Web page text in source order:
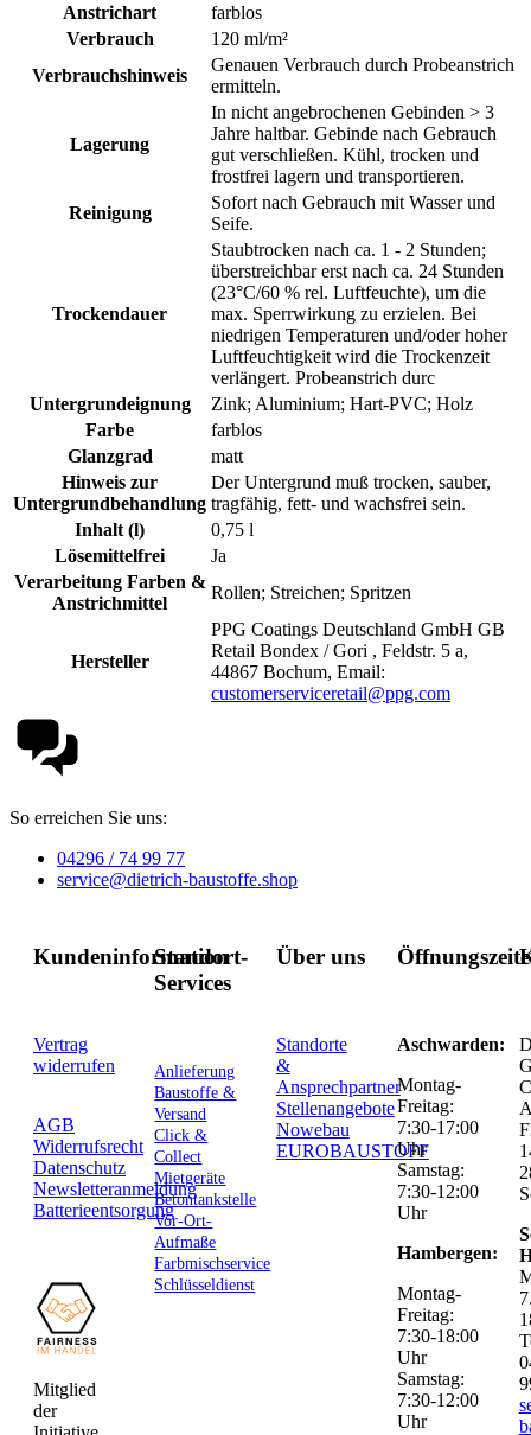
Anstrichart
farblos
Verbrauch
120 ml/m²
Verbrauchshinweis
Genauen Verbrauch durch Probeanstrich
ermitteln.
Lagerung
In nicht angebrochenen Gebinden > 3
Jahre haltbar. Gebinde nach Gebrauch
gut verschließen. Kühl, trocken und
frostfrei lagern und transportieren.
Reinigung
Sofort nach Gebrauch mit Wasser und
Seife.
Trockendauer
Staubtrocken nach ca. 1 - 2 Stunden;
überstreichbar erst nach ca. 24 Stunden
(23°C/60 % rel. Luftfeuchte), um die
max. Sperrwirkung zu erzielen. Bei
niedrigen Temperaturen und/oder hoher
Luftfeuchtigkeit wird die Trockenzeit
verlängert. Probeanstrich durc
Untergrundeignung
Zink; Aluminium; Hart-PVC; Holz
Farbe
farblos
Glanzgrad
matt
Hinweis zur
Untergrundbehandlung
Der Untergrund muß trocken, sauber,
tragfähig, fett- und wachsfrei sein.
Inhalt (l)
0,75 l
Lösemittelfrei
Ja
Verarbeitung Farben &
Anstrichmittel
Rollen; Streichen; Spritzen
Hersteller
PPG Coatings Deutschland GmbH GB
Retail Bondex / Gori , Feldstr. 5 a,
44867 Bochum, Email:
customerserviceretail@ppg.com
So erreichen Sie uns:
04296 / 74 99 77
service@dietrich-baustoffe.shop
Kundeninformation
Vertrag
widerrufen
AGB
Widerrufsrecht
Datenschutz
Newsletteranmeldung
Batterieentsorgung
Mitglied
der
Standort-
Services
Anlieferung
Baustoffe &
Versand
Click &
Collect
Mietgeräte
Betontankstelle
Vor-Ort-
Aufmaße
Farbmischservice
Schlüsseldienst
Über uns
Standorte
&
Ansprechpartner
Stellenangebote
Nowebau
EUROBAUSTOFF
Aschwarden:
Montag-
Freitag:
7:30-17:00
Uhr
Samstag:
7:30-12:00
Uhr
Hambergen:
Montag-
Freitag:
7:30-18:00
Uhr
Samstag:
7:30-12:00
Uhr